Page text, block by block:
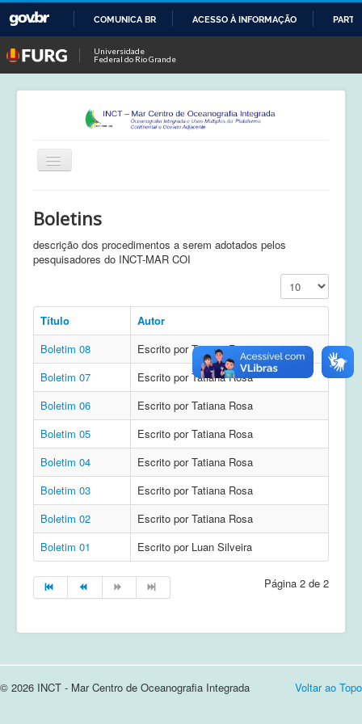
O
CONTEÚDO
COMUNICA BR ACESSO À INFORMAÇÃO
Universidade
Federal do Rio Grande
Alternar
Navegação
Calendário
Boletim
Atividades de Campo
Cursos e Apresentações
Login
Notícias
Contato
Boletins
descrição dos procedimentos a serem adotados pelos
pesquisadores do INCT-MAR COI
Exibir #
Título
Autor
Boletim 08
Escrito por Tatiana Rosa
Boletim 07
Escrito por Tatiana Rosa
Boletim 06
Escrito por Tatiana Rosa
Boletim 05
Escrito por Tatiana Rosa
Boletim 04
Escrito por Tatiana Rosa
Boletim 03
Escrito por Tatiana Rosa
Boletim 02
Escrito por Tatiana Rosa
Boletim 01
Escrito por Luan Silveira
Página 2 de 2
Voltar ao Topo
© 2026 INCT - Mar Centro de Oceanografia Integrada